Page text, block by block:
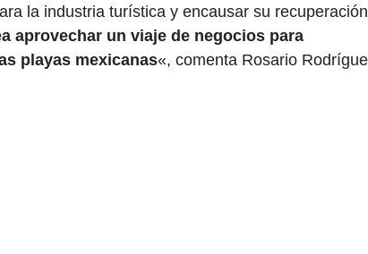
la industria turística y encausar su
aprovechar un viaje de negocios para
playas mexicanas«, comenta Rosario